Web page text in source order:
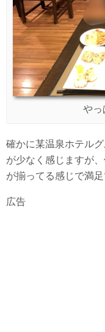
やっ
確かに某温泉ホテル
が少なく感じますが
が揃ってる感じで満足
広告